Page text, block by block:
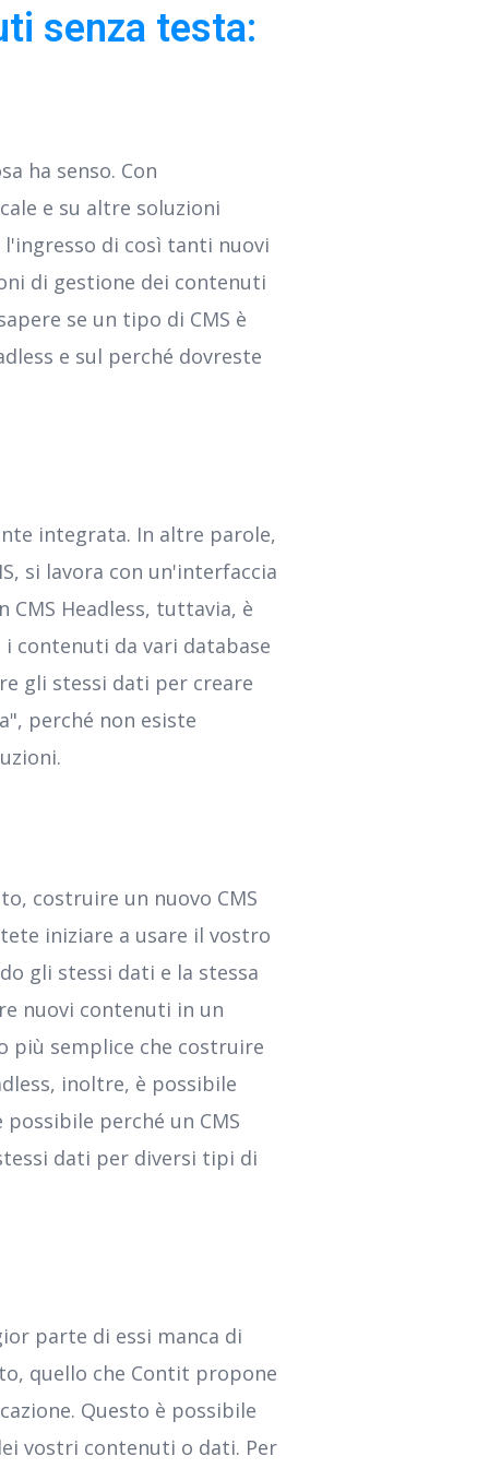
senza testa:
ha senso. Con
e su altre soluzioni
di così tanti nuovi
di gestione dei contenuti
se un tipo di CMS è
e sul perché dovreste
integrata. In altre parole,
si lavora con un'interfaccia
Headless, tuttavia, è
contenuti da vari database
gli stessi dati per creare
perché non esiste
costruire un nuovo CMS
iniziare a usare il vostro
gli stessi dati e la stessa
nuovi contenuti in un
più semplice che costruire
inoltre, è possibile
perché un CMS
dati per diversi tipi di
parte di essi manca di
quello che Contit propone
Questo è possibile
vostri contenuti o dati. Per